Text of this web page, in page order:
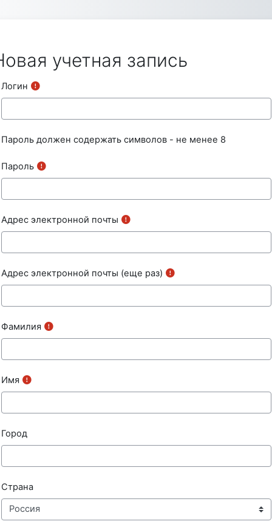
учетная запись
Логин
Пароль должен содержать символов - не менее 8
Пароль
Адрес электронной почты
Адрес электронной почты (еще раз)
Фамилия
Имя
Город
Страна